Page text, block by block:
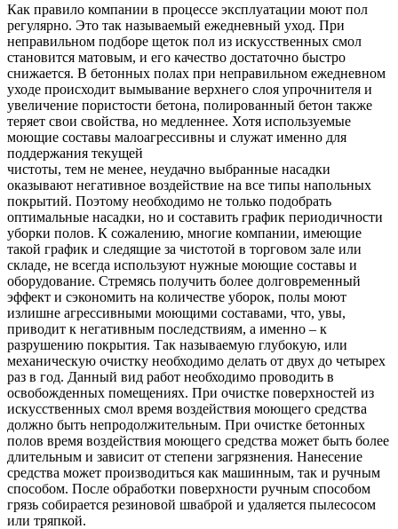
Как правило компании в процессе эксплуатации моют пол
регулярно. Это так называемый ежедневный уход. При
неправильном подборе щеток пол из искусственных смол
становится матовым, и его качество достаточно быстро
снижается. В бетонных полах при неправильном ежедневном
уходе происходит вымывание верхнего слоя упрочнителя и
увеличение пористости бетона, полированный бетон также
теряет свои свойства, но медленнее. Хотя используемые
моющие составы малоагрессивны и служат именно для
поддержания текущей
чистоты, тем не менее, неудачно выбранные насадки
оказывают негативное воздействие на все типы напольных
покрытий. Поэтому необходимо не только подобрать
оптимальные насадки, но и составить график периодичности
уборки полов. К сожалению, многие компании, имеющие
такой график и следящие за чистотой в торговом зале или
складе, не всегда используют нужные моющие составы и
оборудование. Стремясь получить более долговременный
эффект и сэкономить на количестве уборок, полы моют
излишне агрессивными моющими составами, что, увы,
приводит к негативным последствиям, а именно – к
разрушению покрытия. Так называемую глубокую, или
механическую очистку необходимо делать от двух до четырех
раз в год. Данный вид работ необходимо проводить в
освобожденных помещениях. При очистке поверхностей из
искусственных смол время воздействия моющего средства
должно быть непродолжительным. При очистке бетонных
полов время воздействия моющего средства может быть более
длительным и зависит от степени загрязнения. Нанесение
средства может производиться как машинным, так и ручным
способом. После обработки поверхности ручным способом
грязь собирается резиновой шваброй и удаляется пылесосом
или тряпкой.